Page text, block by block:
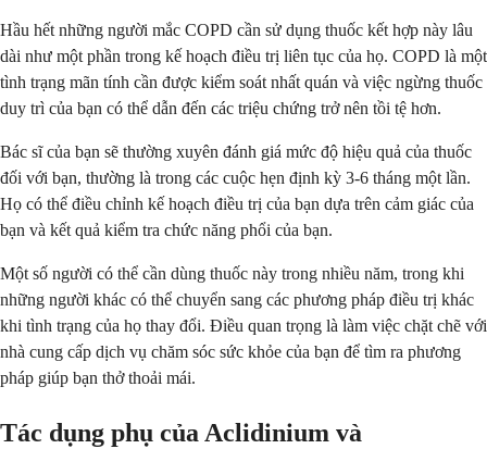
Hầu hết những người mắc COPD cần sử dụng thuốc kết hợp này lâu
dài như một phần trong kế hoạch điều trị liên tục của họ. COPD là một
tình trạng mãn tính cần được kiểm soát nhất quán và việc ngừng thuốc
duy trì của bạn có thể dẫn đến các triệu chứng trở nên tồi tệ hơn.
Bác sĩ của bạn sẽ thường xuyên đánh giá mức độ hiệu quả của thuốc
đối với bạn, thường là trong các cuộc hẹn định kỳ 3-6 tháng một lần.
Họ có thể điều chỉnh kế hoạch điều trị của bạn dựa trên cảm giác của
bạn và kết quả kiểm tra chức năng phổi của bạn.
Một số người có thể cần dùng thuốc này trong nhiều năm, trong khi
những người khác có thể chuyển sang các phương pháp điều trị khác
khi tình trạng của họ thay đổi. Điều quan trọng là làm việc chặt chẽ với
nhà cung cấp dịch vụ chăm sóc sức khỏe của bạn để tìm ra phương
pháp giúp bạn thở thoải mái.
Tác dụng phụ của Aclidinium và